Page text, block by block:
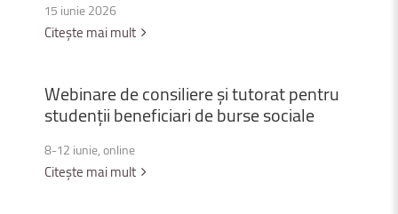
15 iunie 2026
Citește mai mult
Webinaredeconsiliereșitutoratpentru
studențiibeneficiaridebursesociale
8-12 iunie, online
Citește mai mult